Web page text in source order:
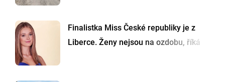
Finalistka Miss České republiky je z
Liberce. Ženy nejsou na ozdobu, říká